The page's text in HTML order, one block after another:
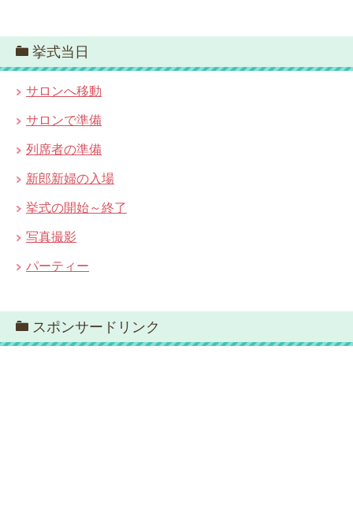
挙式当日
サロンへ移動
サロンで準備
列席者の準備
新郎新婦の入場
挙式の開始～終了
写真撮影
パーティー
スポンサードリンク